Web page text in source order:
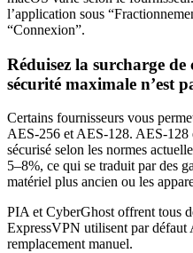
l’application sous
“Connexion”.
Réduisez la surcharge
sécurité maximale n’est
Certains fournisseurs vous
AES-256 et AES-128. AES-128
sécurisé selon les normes
5–8%, ce qui se traduit par des
matériel plus ancien ou les
PIA et CyberGhost offrent tous
ExpressVPN utilisent par défaut
remplacement manuel.